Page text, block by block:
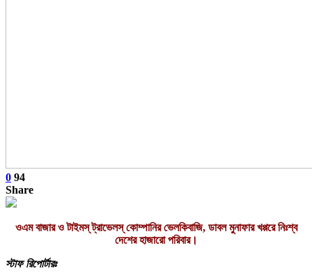
0 94
Share
ওএম বাজার ও টাইমস্ ট্রাভেলস্ কোম্পানির ভেলকিবাজি, ডাবল মুনাফার খপ্পরে নিঃশ্ব
দেশের হাজারো পরিবার।
স্টাফ রিপোর্টারঃ